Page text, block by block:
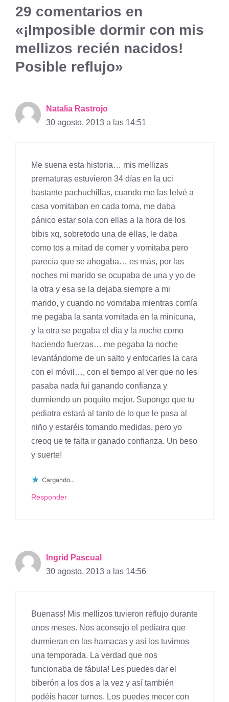
29 comentarios en
«¡Imposible dormir con mis
mellizos recién nacidos!
Posible reflujo»
Natalia Rastrojo
30 agosto, 2013 a las 14:51
Me suena esta historia… mis mellizas
prematuras estuvieron 34 días en la uci
bastante pachuchillas, cuando me las lelvé a
casa vomitaban en cada toma, me daba
pánico estar sola con ellas a la hora de los
bibis xq, sobretodo una de ellas, le daba
como tos a mitad de comer y vomitaba pero
parecía que se ahogaba… es más, por las
noches mi marido se ocupaba de una y yo de
la otra y esa se la dejaba siempre a mi
marido, y cuando no vomitaba mientras comía
me pegaba la santa vomitada en la minicuna,
y la otra se pegaba el dia y la noche como
haciendo fuerzas… me pegaba la noche
levantándome de un salto y enfocarles la cara
con el móvil…, con el tiempo al ver que no les
pasaba nada fui ganando confianza y
durmiendo un poquito mejor. Supongo que tu
pediatra estará al tanto de lo que le pasa al
niño y estaréis tomando medidas, pero yo
creoq ue te falta ir ganado confianza. Un beso
y suerte!
Cargando...
Responder
Ingrid Pascual
30 agosto, 2013 a las 14:56
Buenass! Mis mellizos tuvieron reflujo durante
unos meses. Nos aconsejo el pediatra que
durmieran en las hamacas y así los tuvimos
una temporada. La verdad que nos
funcionaba de fábula! Les puedes dar el
biberón a los dos a la vez y así también
podéis hacer turnos. Los puedes mecer con